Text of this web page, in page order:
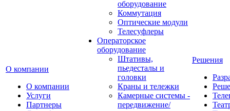
О компании
О компании
Услуги
Партнеры
оборудование
Коммутация
Оптические модули
Телесуфлеры
Операторское
оборудование
Штативы,
пьедесталы и
головки
Краны и тележки
Камерные системы -
передвижение/
Решения